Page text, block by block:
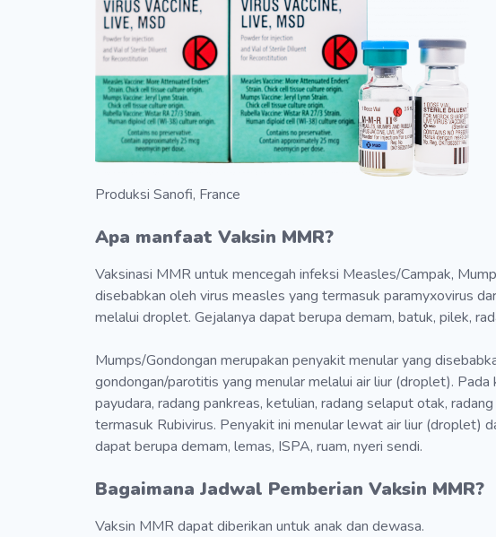
Produksi Sanofi, France
Apa manfaat Vaksin MMR?
Vaksinasi MMR untuk mencegah infeksi Measles/Campak,
disebabkan oleh virus measles yang termasuk paramyxovirus
melalui droplet. Gejalanya dapat berupa demam, batuk, pilek,
Mumps/Gondongan merupakan penyakit menular yang
gondongan/parotitis yang menular melalui air liur (droplet).
payudara, radang pankreas, ketulian, radang selaput otak,
termasuk Rubivirus. Penyakit ini menular lewat air liur (droplet)
dapat berupa demam, lemas, ISPA, ruam, nyeri sendi.
Bagaimana Jadwal Pemberian Vaksin MMR?
Vaksin MMR dapat diberikan untuk anak dan dewasa.